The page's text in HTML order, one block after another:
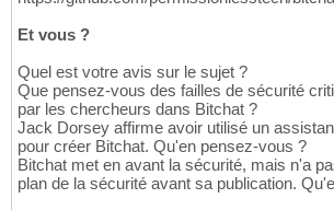
Et vous ?
Quel est votre avis sur le sujet ?
Que pensez-vous des failles de sécurité
par les chercheurs dans Bitchat ?
Jack Dorsey affirme avoir utilisé un
pour créer Bitchat. Qu'en pensez-vous ?
Bitchat met en avant la sécurité, mais n'a
plan de la sécurité avant sa publication.